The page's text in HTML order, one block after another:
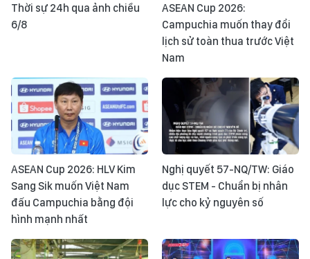
Thời sự 24h qua ảnh chiều
6/8
ASEAN Cup 2026:
Campuchia muốn thay đổi
lịch sử toàn thua trước Việt
Nam
ASEAN Cup 2026: HLV Kim
Sang Sik muốn Việt Nam
đấu Campuchia bằng đội
hình mạnh nhất
Nghị quyết 57-NQ/TW: Giáo
dục STEM - Chuẩn bị nhân
lực cho kỷ nguyên số